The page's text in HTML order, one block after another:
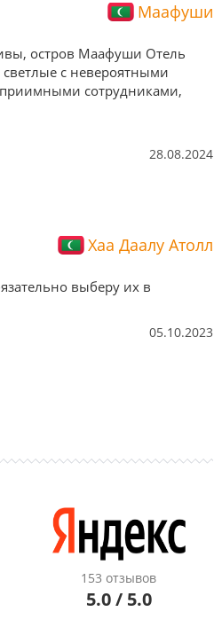
Маафуши
остров Маафуши Отель
с невероятными
сотрудниками,
28.08.2024
Хаа Даалу Атолл
выберу их в
05.10.2023
153 отзывов
5.0 / 5.0